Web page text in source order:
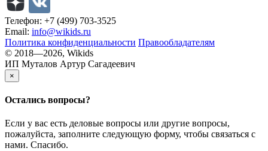
Телефон: +7 (499) 703-3525
Email: info@wikids.ru
Политика конфиденциальности Правообладателям
© 2018—2026, Wikids
ИП Муталов Артур Сагадеевич
×
Остались вопросы?
Если у вас есть деловые вопросы или другие вопросы,
пожалуйста, заполните следующую форму, чтобы связаться с
нами. Спасибо.